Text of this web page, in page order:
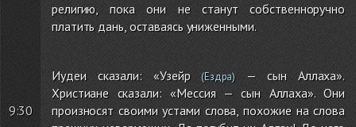
религию, пока они не станут собственноручно
платить дань, оставаясь униженными.
9:30
Иудеи сказали: «Узейр(Ездра)
— сын Аллаха».
Христиане сказали: «Мессия — сын Аллаха». Они
произносят своими устами слова, похожие на слова